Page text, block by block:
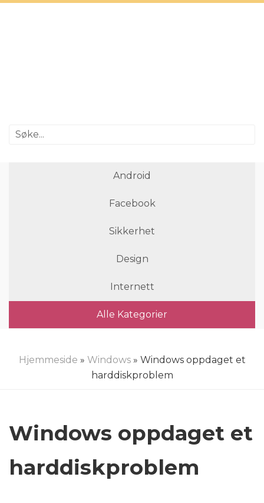
Android
Facebook
Sikkerhet
Design
Internett
Alle Kategorier
Hjemmeside » Windows» Windows oppdaget et
harddiskproblem
Windows oppdaget et
harddiskproblem